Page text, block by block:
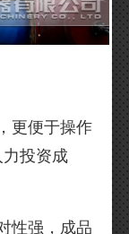
更便于操作
投资成
性强，成品